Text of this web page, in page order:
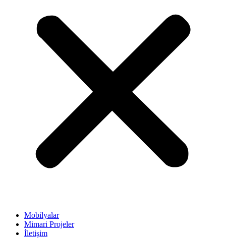
Mobilyalar
Mimari Projeler
İletişim